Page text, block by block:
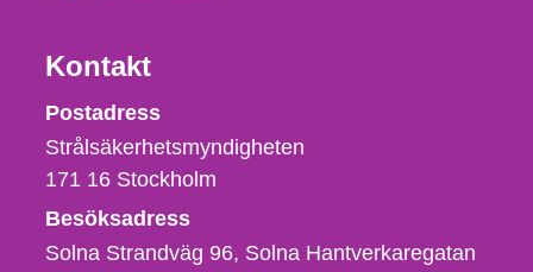
Kontakt
Strålsäkerhetsmyndigheten
Postadress
Strålsäkerhetsmyndigheten
171 16 Stockholm
Besöksadress
Solna Strandväg 96, Solna Hantverkaregatan